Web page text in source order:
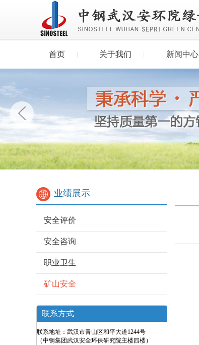
首页 关于我们 新闻中心
业绩展示
安全评价
安全咨询
职业卫生
矿山安全
联系方式
联系地址：武汉市青山区和平大道1244号
（中钢集团武汉安全环保研究院主楼四楼）